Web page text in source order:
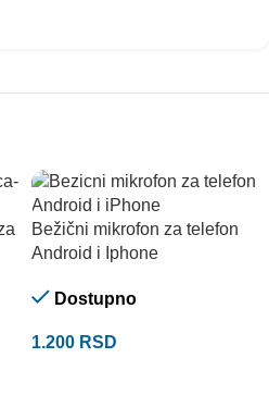
Bežični mikrofon za telefon
Android i Iphone
Dostupno
1.200 RSD